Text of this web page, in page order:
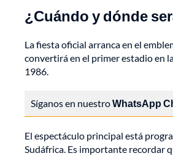
¿Cuándo y dónde
La fiesta oficial arranca en el
convertirá en el primer estadio en
1986.
Síganos en nuestroWhatsApp
El espectáculo principal está
Sudáfrica. Es importante recordar